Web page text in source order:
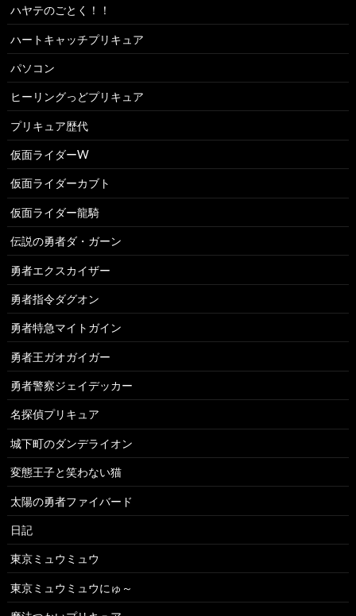
ハヤテのごとく！！
ハートキャッチプリキュア
パソコン
ヒーリングっどプリキュア
プリキュア歴代
仮面ライダーW
仮面ライダーカブト
仮面ライダー龍騎
伝説の勇者ダ・ガーン
勇者エクスカイザー
勇者指令ダグオン
勇者特急マイトガイン
勇者王ガオガイガー
勇者警察ジェイデッカー
名探偵プリキュア
城下町のダンデライオン
変態王子と笑わない猫
太陽の勇者ファイバード
日記
東京ミュウミュウ
東京ミュウミュウにゅ～